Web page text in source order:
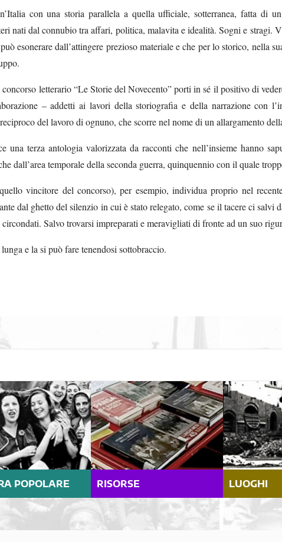
con una storia parallela a quella ufficiale, sotterranea, fatta di
nati dal connubio tra affari, politica, malavita e idealità. Sogni e stragi.
esonerare dall’attingere prezioso materiale e che per lo storico, nella
concorso letterario “Le Storie del Novecento” porti in sé il positivo di
– addetti ai lavori della storiografia e della narrazione con
del lavoro di ognuno, che scorre nel nome di un allargamento
una terza antologia valorizzata da racconti che nell’insieme hanno
dall’area temporale della seconda guerra, quinquennio con il quale
vincitore del concorso), per esempio, individua proprio nel
dal ghetto del silenzio in cui è stato relegato, come se il tacere ci
Salvo trovarsi impreparati e meravigliati di fronte ad un suo
e la si può fare tenendosi sottobraccio.
POPOLARE RISORSE LUOGHI